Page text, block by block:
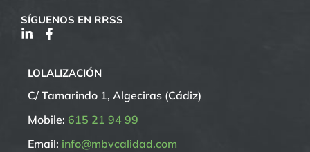
SÍGUENOS EN RRSS
LOLALIZACIÓN
C/ Tamarindo 1, Algeciras (Cádiz)
Mobile: 615 21 94 99
Email: info@mbvcalidad.com